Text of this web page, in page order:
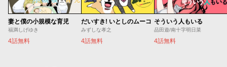
妻と僕の小規模な育児
福満しげゆき
4話無料
だいすき! いとしのムーコ
みずしな孝之
4話無料
そういう人もいる
品田遊/南十字明日菜
4話無料